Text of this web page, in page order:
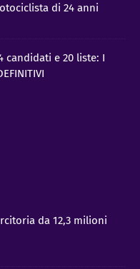
di 24 anni
candidati e 20 liste: I
da 12,3 milioni